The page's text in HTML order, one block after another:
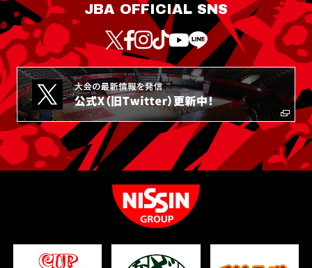
JBA OFFICIAL SNS